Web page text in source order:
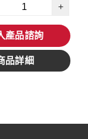
+
產品諮詢
品詳細